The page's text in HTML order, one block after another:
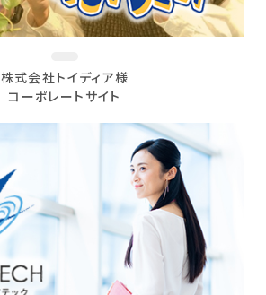
株式会社トイディア様
コーポレートサイト